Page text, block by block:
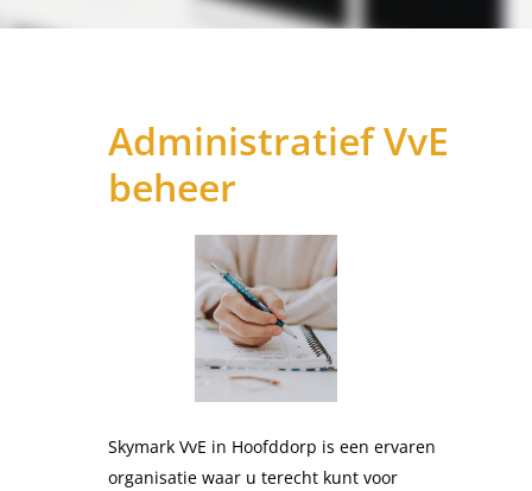
Administratief VvE
beheer
Skymark VvE in Hoofddorp is een ervaren
organisatie waar u terecht kunt voor